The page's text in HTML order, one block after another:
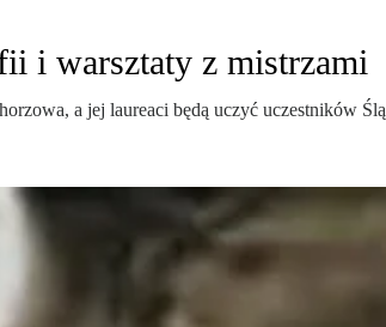
i warsztaty z mistrzami
a jej laureaci będą uczyć uczestników